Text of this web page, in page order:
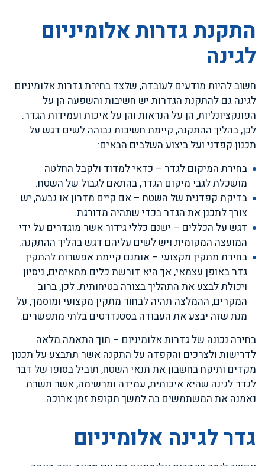
התקנת גדרות אלומיניום
לגינה
חשוב להיות מודעים לעובדה, שלצד בחירת גדרות אלומיניום
לגינה גם להתקנת הגדרות יש חשיבות והשפעה הן על
הפונקציונליות, הן על הנראות והן על איכות ועמידות הגדר.
לכן, בהליך ההתקנה, קיימת חשיבות גבוהה לשים דגש על
תכנון קפדני ועל ביצוע השלבים הבאים:
בחירת המיקום לגדר – כדאי למדוד ולקבל החלטה
מושכלת לגבי מיקום הגדר, בהתאם לגבול של השטח.
בדיקת קפדנית של השטח – אם קיים מדרון או גבעה, יש
צורך לתכנן את הגדר בכדי שתהיה מדורגת.
דגש על הכללים – ישנם כללי גידור אשר מוגדרים על ידי
המועצה המקומית ויש לשים עליהם דגש בהליך ההתקנה.
בחירת מתקין מקצועי – אומנם קיימת אפשרות להתקין
גדר באופן עצמאי, אך היא דורשת כלים מתאימים, ניסיון
ויכולת לבצע את התהליך בצורה בטיחותית. לכן, ברוב
המקרים, ההמלצה תהיה לבחור מתקין מקצועי ומוסמך, על
מנת שזה יבצע את העבודה בסטנדרטים בלתי מתפשרים.
בחירה נכונה של גדרות אלומיניום – תוך התאמה מלאה
לדרישות ולצרכים והקפדה על התקנה אשר תתבצע על תכנון
מקדים ותיקח בחשבון את תנאי השטח, תוביל בסופו של דבר
לגדר לגינה שהיא איכותית, עמידה ומרשימה, אשר תשרת
נאמנה את המשתמשים בה למשך תקופת זמן ארוכה.
גדר לגינה אלומיניום